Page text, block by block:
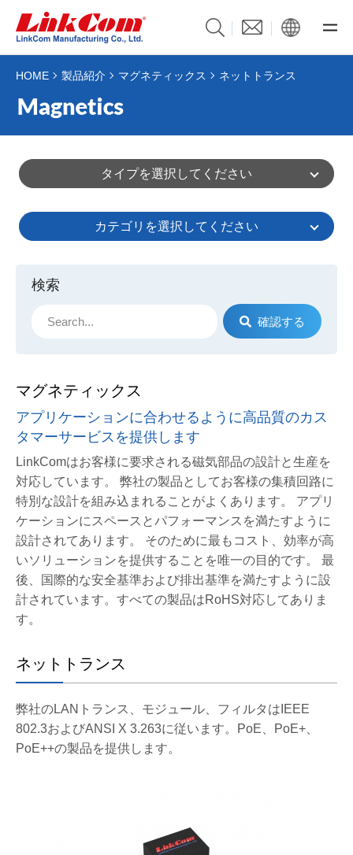
HOME 製品紹介 マグネティックス ネットトランス
タイプを選択してください
カテゴリを選択してください
検索
確認する
マグネティックス
アプリケーションに合わせるように高品質のカス
タマーサービスを提供します
LinkComはお客様に要求される磁気部品の設計と生産を
対応しています。 弊社の製品としてお客様の集積回路に
特別な設計を組み込まれることがよくあります。 アプリ
ケーションにスペースとパフォーマンスを満たすように
設計されてあります。 そのために最もコスト、効率が高
いソリューションを提供することを唯一の目的です。
最
後、国際的な安全基準および排出基準を満たすように設
計されています。すべての製品はRoHS対応してありま
す。
ネットトランス
弊社のLANトランス、モジュール、フィルタはIEEE
802.3およびANSI X 3.263に従います。PoE、PoE+、
PoE++の製品を提供します。